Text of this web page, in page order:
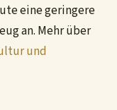
eine geringere
an. Mehr über
und